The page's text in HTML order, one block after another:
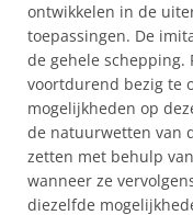
ontwikkelen in de
toepassingen. De
de gehele schepping.
voortdurend bezig te
mogelijkheden op
de natuurwetten van
zetten met behulp
wanneer ze
diezelfde